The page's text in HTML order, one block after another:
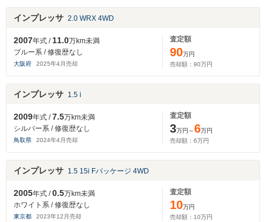
インプレッサ 2.0 WRX 4WD
2007年式 /11.0万km未満
ブルー系 / 修復歴なし
大阪府 2025年4月売却
査定額
90万円
売却額： 90万円
インプレッサ 1.5 i
2009年式 /7.5万km未満
シルバー系 / 修復歴なし
鳥取県 2024年4月売却
査定額
3万円～6万円
売却額： 6万円
インプレッサ 1.5 15i Fパッケージ 4WD
2005年式 /0.5万km未満
ホワイト系 / 修復歴なし
東京都 2023年12 月売却
査定額
10万円
売却額： 10万円